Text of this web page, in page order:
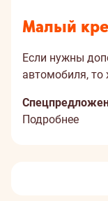
Mалый
Если нужны
автомобиля,
Подробнее